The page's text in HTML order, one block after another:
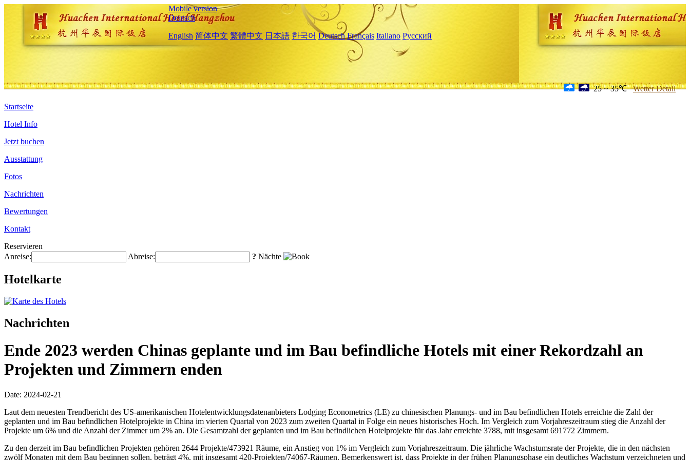
Mobile version
Deutsch
English 简体中文 繁體中文 日本語 한국어 Deutsch Français Italiano Русский
25 ~ 35℃ Wetter Detail
Startseite
Hotel Info
Jetzt buchen
Ausstattung
Fotos
Nachrichten
Bewertungen
Kontakt
Reservieren
Anreise:
Abreise: ? Nächte
Hotelkarte
Nachrichten
Ende 2023 werden Chinas geplante und im Bau befindliche Hotels mit einer Rekordzahl an
Projekten und Zimmern enden
Date: 2024-02-21
Laut dem neuesten Trendbericht des US-amerikanischen Hotelentwicklungsdatenanbieters Lodging Econometrics (LE) zu chinesischen Planungs- und im Bau befindlichen Hotels erreichte die Zahl der
geplanten und im Bau befindlichen Hotelprojekte in China im vierten Quartal von 2023 zum zweiten Quartal in Folge ein neues historisches Hoch. Im Vergleich zum Vorjahreszeitraum stieg die Anzahl der
Projekte um 6% und die Anzahl der Zimmer um 2% an. Die Gesamtzahl der geplanten und im Bau befindlichen Hotelprojekte für das Jahr erreichte 3788, mit insgesamt 691772 Zimmern.
Zu den derzeit im Bau befindlichen Projekten gehören 2644 Projekte/473921 Räume, ein Anstieg von 1% im Vergleich zum Vorjahreszeitraum. Die jährliche Wachstumsrate der Projekte, die in den nächsten
zwölf Monaten mit dem Bau beginnen sollen, beträgt 4%, mit insgesamt 420-Projekten/74067-Räumen. Bemerkenswert ist, dass Projekte in der frühen Planungsphase ein deutliches Wachstum verzeichneten und